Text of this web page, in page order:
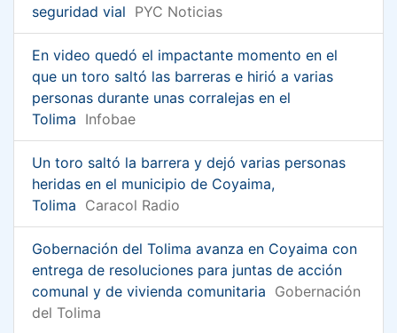
seguridad vial PYC Noticias
En video quedó el impactante momento en el
que un toro saltó las barreras e hirió a varias
personas durante unas corralejas en el
Tolima Infobae
Un toro saltó la barrera y dejó varias personas
heridas en el municipio de Coyaima,
Tolima Caracol Radio
Gobernación del Tolima avanza en Coyaima con
entrega de resoluciones para juntas de acción
comunal y de vivienda comunitaria Gobernación
del Tolima